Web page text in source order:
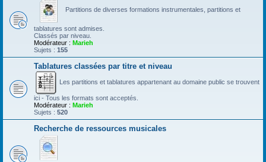
Partitions de diverses formations instrumentales, partitions et
tablatures sont admises.
Classés par niveau.
Modérateur : Marieh
Sujets : 155
Tablatures classées par titre et niveau
Les partitions et tablatures appartenant au domaine public se trouvent
ici - Tous les formats sont acceptés.
Modérateur : Marieh
Sujets : 520
Recherche de ressources musicales